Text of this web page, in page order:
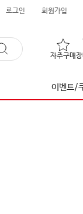
로그인 회원가입
자주구매
이벤트/